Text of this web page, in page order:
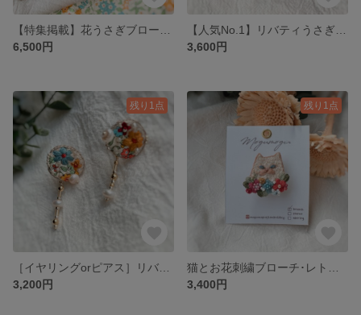
6,500円
3,600円
残り1点
3,200円
残り1点
3,400円